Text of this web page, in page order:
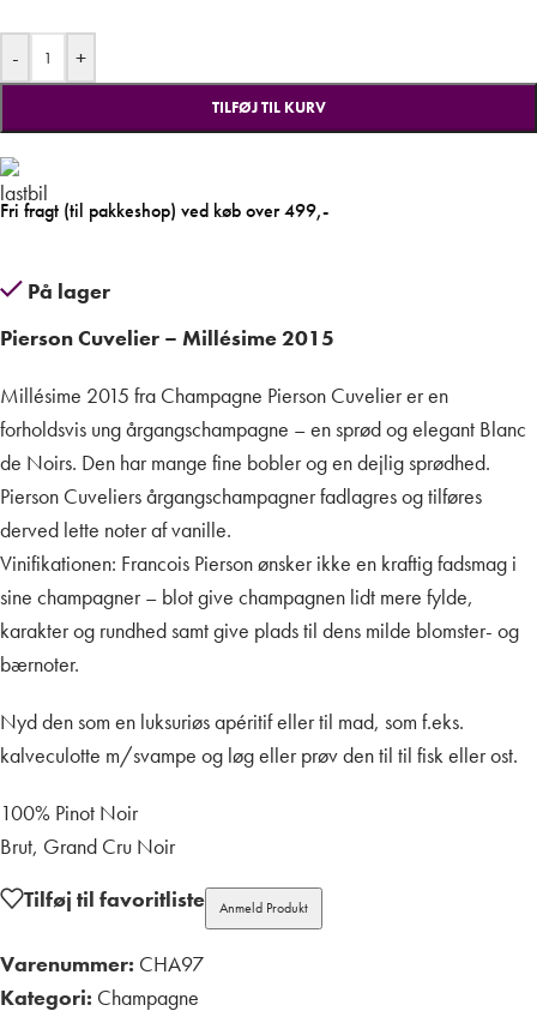
- +
TILFØJ TIL KURV
Fri fragt (til pakkeshop) ved køb over 499,-
På lager
Pierson Cuvelier – Millésime 2015
Millésime 2015 fra Champagne Pierson Cuvelier er en
forholdsvis ung årgangschampagne – en sprød og elegant Blanc
de Noirs. Den har mange fine bobler og en dejlig sprødhed.
Pierson Cuveliers årgangschampagner fadlagres og tilføres
derved lette noter af vanille.
Vinifikationen: Francois Pierson ønsker ikke en kraftig fadsmag i
sine champagner – blot give champagnen lidt mere fylde,
karakter og rundhed samt give plads til dens milde blomster- og
bærnoter.
Nyd den som en luksuriøs apéritif eller til mad, som f.eks.
kalveculotte m/svampe og løg eller prøv den til til fisk eller ost.
100% Pinot Noir
Brut, Grand Cru Noir
Tilføj til favoritliste
Anmeld Produkt
Varenummer: CHA97
Kategori: Champagne